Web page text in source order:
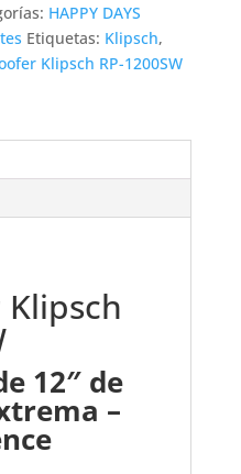
HAPPY DAYS
Etiquetas: Klipsch,
Klipsch RP-1200SW
12″ de
–